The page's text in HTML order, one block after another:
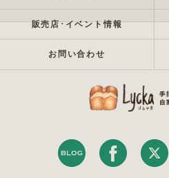
販売店･イベント情報
お問い合わせ